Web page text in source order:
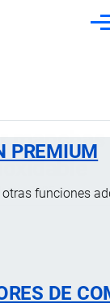
PREMIUM
funciones
DE
manchas
2025